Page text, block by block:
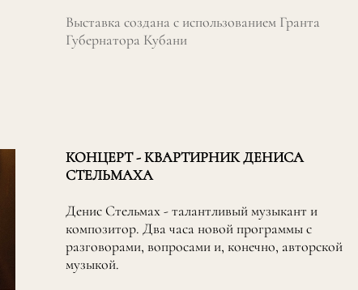
Выставка создана с использованием Гранта
Губернатора Кубани
КОНЦЕРТ - КВАРТИРНИК ДЕНИСА
СТЕЛЬМАХА
Денис Стельмах - талантливый музыкант и
композитор. Два часа новой программы с
разговорами, вопросами и, конечно, авторской
музыкой.